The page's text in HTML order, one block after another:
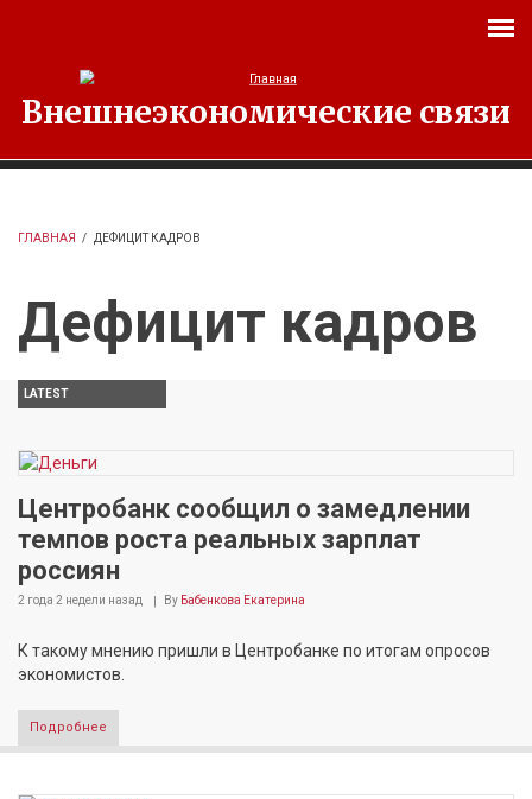
Внешнеэкономические связи
ГЛАВНАЯ / ДЕФИЦИТ КАДРОВ
Дефицит кадров
LATEST
Центробанк сообщил о замедлении
темпов роста реальных зарплат
россиян
2 года 2 недели назад By Бабенкова Екатерина
К такому мнению пришли в Центробанке по итогам опросов
экономистов.
Подробнее